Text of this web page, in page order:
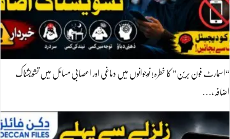
“اسمارٹ فون برین” کا خطرہ! نوجوانوں میں دماغی اور اعصابی مسائل میں تشویشناک
اضافہ،…